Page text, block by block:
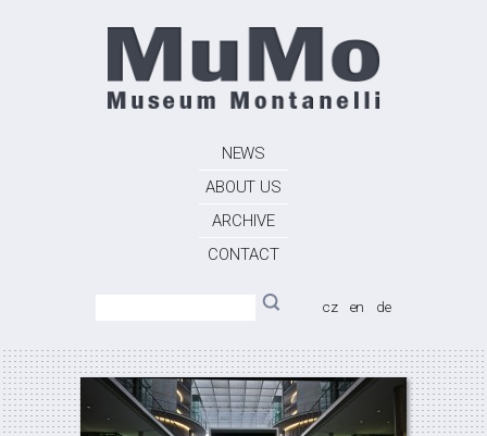
NEWS
ABOUT US
ARCHIVE
CONTACT
cz en de